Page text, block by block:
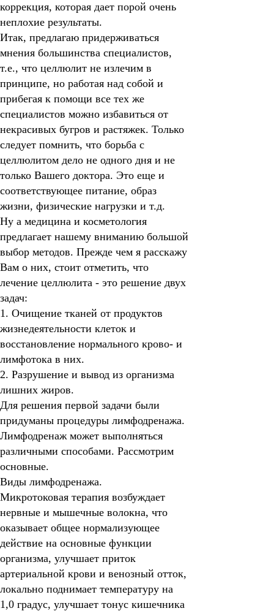
коррекция, которая дает порой очень
неплохие результаты.
Итак, предлагаю придерживаться
мнения большинства специалистов,
т.е., что целлюлит не излечим в
принципе, но работая над собой и
прибегая к помощи все тех же
специалистов можно избавиться от
некрасивых бугров и растяжек. Только
следует помнить, что борьба с
целлюлитом дело не одного дня и не
только Вашего доктора. Это еще и
соответствующее питание, образ
жизни, физические нагрузки и т.д.
Ну а медицина и косметология
предлагает нашему вниманию большой
выбор методов. Прежде чем я расскажу
Вам о них, стоит отметить, что
лечение целлюлита - это решение двух
задач:
1. Очищение тканей от продуктов
жизнедеятельности клеток и
восстановление нормального крово- и
лимфотока в них.
2. Разрушение и вывод из организма
лишних жиров.
Для решения первой задачи были
придуманы процедуры лимфодренажа.
Лимфодренаж может выполняться
различными способами. Рассмотрим
основные.
Виды лимфодренажа.
Микротоковая терапия возбуждает
нервные и мышечные волокна, что
оказывает общее нормализующее
действие на основные функции
организма, улучшает приток
артериальной крови и венозный отток,
локально поднимает температуру на
1,0 градус, улучшает тонус кишечника